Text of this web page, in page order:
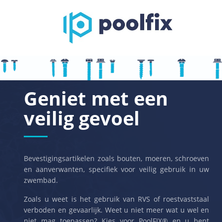
Geniet met een
veilig gevoel
Bevestigingsartikelen zoals bouten, moeren, schroeven
en aanverwanten, specifiek voor veilig gebruik in uw
zwembad.
Zoals u weet is het gebruik van RVS of roestvaststaal
verboden en gevaarlijk. Weet u niet meer wat u wel en